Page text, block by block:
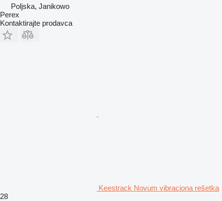
Poljska, Janikowo
Perex
Kontaktirajte prodavca
Keestrack Novum vibraciona rešetka
28